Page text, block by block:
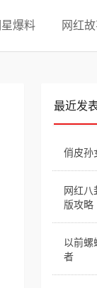
爆料 网红
最近发
俏皮孙
网红八
版攻略
以前螺
者